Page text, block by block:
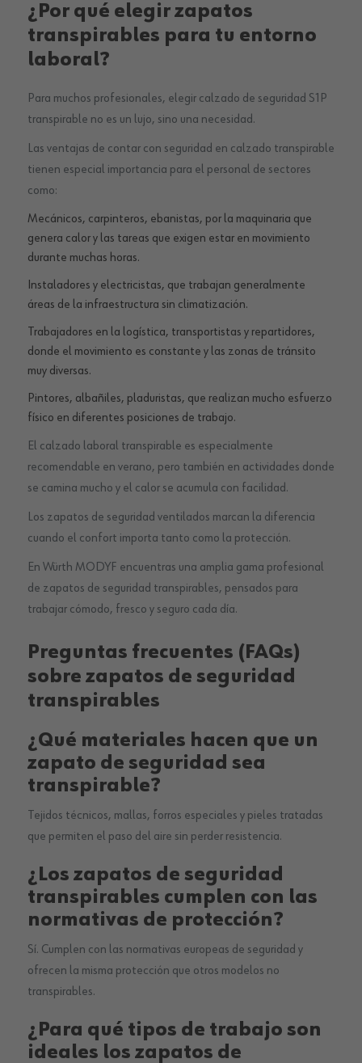
¿Por qué elegir zapatos
transpirables para tu entorno
laboral?
Para muchos profesionales, elegir calzado de seguridad S1P
transpirable no es un lujo, sino una necesidad.
Las ventajas de contar con seguridad en calzado transpirable
tienen especial importancia para el personal de sectores
como:
Mecánicos, carpinteros, ebanistas, por la maquinaria que
genera calor y las tareas que exigen estar en movimiento
durante muchas horas.
Instaladores y electricistas, que trabajan generalmente
áreas de la infraestructura sin climatización.
Trabajadores en la logística, transportistas y repartidores,
donde el movimiento es constante y las zonas de tránsito
muy diversas.
Pintores, albañiles, pladuristas, que realizan mucho esfuerzo
físico en diferentes posiciones de trabajo.
El calzado laboral transpirable es especialmente
recomendable en verano, pero también en actividades donde
se camina mucho y el calor se acumula con facilidad.
Los zapatos de seguridad ventilados marcan la diferencia
cuando el confort importa tanto como la protección.
En Würth MODYF encuentras una amplia gama profesional
de zapatos de seguridad transpirables, pensados para
trabajar cómodo, fresco y seguro cada día.
Preguntas frecuentes (FAQs)
sobre zapatos de seguridad
transpirables
¿Qué materiales hacen que un
zapato de seguridad sea
transpirable?
Tejidos técnicos, mallas, forros especiales y pieles tratadas
que permiten el paso del aire sin perder resistencia.
¿Los zapatos de seguridad
transpirables cumplen con las
normativas de protección?
Sí. Cumplen con las normativas europeas de seguridad y
ofrecen la misma protección que otros modelos no
transpirables.
¿Para qué tipos de trabajo son
ideales los zapatos de